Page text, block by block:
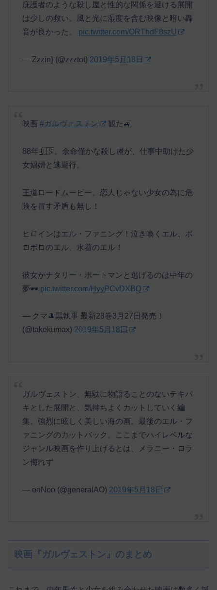
庇護者のような殺し屋と性的な関係を避ける展開
は少しの救い。風と光に湿度を含む映像と暗い轟
音が良かった。 pic.twitter.com/ORThdF8szU
— Zzzin} (@zzztot) 2019年5月18日
映画 #ガルヴェストン 観た🚙
88年🇺🇸。余命僅かな殺し屋が、仕事中助けた少
女娼婦と逃避行。
王道ロードムービー。恋人じゃない少女の為に危
険を冒す矛盾も無し！
ヒロインはエル・ファニング！泣き喚くエル、ボ
ロボロのエル、水着のエル！
彼女かナタリー・ポートマンと逃げるのは中年の
夢🕶 pic.twitter.com/HyyPCvDXBQ
— クマ🎩黒執事 最新28巻3月27日発売！
(@takekumax) 2019年5月18日
ガルヴェストン、無駄に物語ることのないテキパ
キとした展開と、気持ちよくカットしていく編
集。強烈に眩しく美しい海の画。最後のエル・フ
ァニングのカットバック。ここまでハイレベルな
ジャンル映画を作り上げるとは、メラニー・ロラ
ン侮れず
— ooNoo (@generalAO) 2019年5月18日
映画『ガルヴェストン』のまとめ